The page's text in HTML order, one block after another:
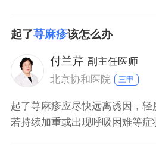
型荨麻疹：若荨麻疹与牛肉无关
肉可作为优质蛋白质来源正常食
分，烹饪时避免辛辣刺激调料。
食用牛肉后
起了荨麻疹该怎么办
付兰芹 副主任医师
北京协和医院
三甲
起了荨麻疹应尽快远离诱因，轻
若持续加重或出现呼吸困难等症